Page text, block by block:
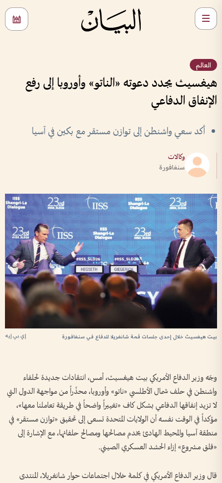
العالم
هيغسيث يجدد دعوته «الناتو» وأوروبا إلى رفع
الإنفاق الدفاعي
أكد سعي واشنطن إلى توازن مستقر مع بكين في آسيا
وكالات
سنغافورة
إي.بي.إيه بيت هيغسيث خلال إحدى جلسات قمة شانغريلا للدفاع في سنغافورة
وجّه وزير الدفاع الأمريكي بيت ​هيغسيث، أمس، انتقادات جديدة لحلفاء
واشنطن في حلف شمال الأطلسي «ناتو» وأوروبا، محذّراً من مواجهة الدول التي
لا تزيد إنفاقها الدفاعي بشكل كاف «تغييراً واضحاً في طريقة تعاملنا معها»،
مؤكداً في الوقت نفسه أن الولايات المتحدة تسعى إلى تحقيق «توازن مستقر» في
منطقة آسيا والمحيط الهادئ يخدم مصالحها ومصالح حلفائها، مع الإشارة إلى
«قلق مشروع» إزاء الحشد العسكري الصيني.
قال وزير الدفاع الأمريكي في كلمة خلال اجتماعات حوار شانغريلا، المنتدى